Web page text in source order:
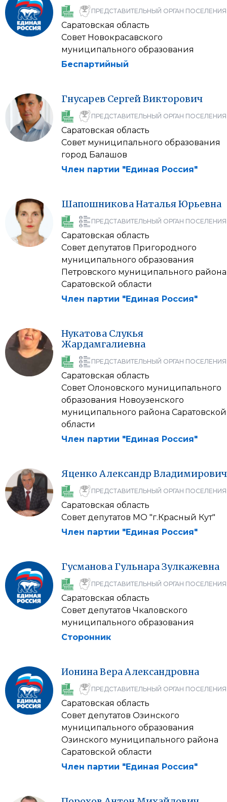
ПРЕДСТАВИТЕЛЬНЫЙ ОРГАН ПОСЕЛЕНИЯ
Саратовская область
Совет Новокрасавского
муниципального образования
Беспартийный
Гнусарев СергейВикторович
ПРЕДСТАВИТЕЛЬНЫЙ ОРГАН ПОСЕЛЕНИЯ
Саратовская область
Совет муниципального образования
город Балашов
Член партии "Единая Россия"
ШапошниковаНатальяЮрьевна
ПРЕДСТАВИТЕЛЬНЫЙ ОРГАН ПОСЕЛЕНИЯ
Саратовская область
Совет депутатов Пригородного
муниципального образования
Петровского муниципального района
Саратовской области
Член партии "Единая Россия"
Нукатова Слукья
Жардамгалиевна
ПРЕДСТАВИТЕЛЬНЫЙ ОРГАН ПОСЕЛЕНИЯ
Саратовская область
Совет Олоновского муниципального
образования Новоузенского
муниципального района Саратовской
области
Член партии "Единая Россия"
Яценко Александр Владимирович
ПРЕДСТАВИТЕЛЬНЫЙ ОРГАН ПОСЕЛЕНИЯ
Саратовская область
Совет депутатов МО "г.Красный Кут"
Член партии "Единая Россия"
Гусманова ГульнараЗулкажевна
ПРЕДСТАВИТЕЛЬНЫЙ ОРГАН ПОСЕЛЕНИЯ
Саратовская область
Совет депутатов Чкаловского
муниципального образования
Сторонник
ИонинаВераАлександровна
ПРЕДСТАВИТЕЛЬНЫЙ ОРГАН ПОСЕЛЕНИЯ
Саратовская область
Совет депутатов Озинского
муниципального образования
Озинского муниципального района
Саратовской области
Член партии "Единая Россия"